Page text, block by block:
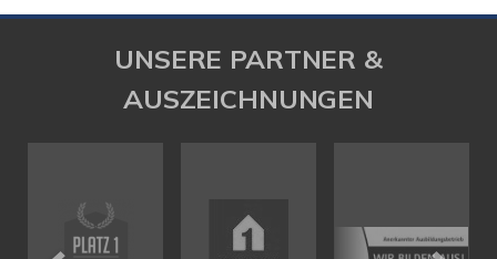
UNSERE PARTNER &
AUSZEICHNUNGEN